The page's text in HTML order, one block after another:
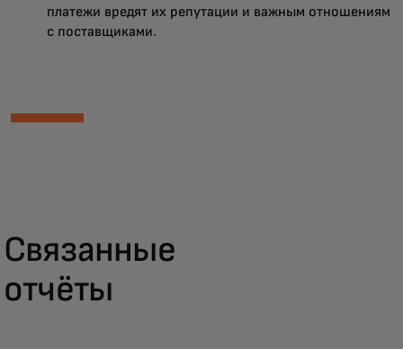
платежи вредят их репутации и важным отношениям
с поставщиками.
Связанные
отчёты